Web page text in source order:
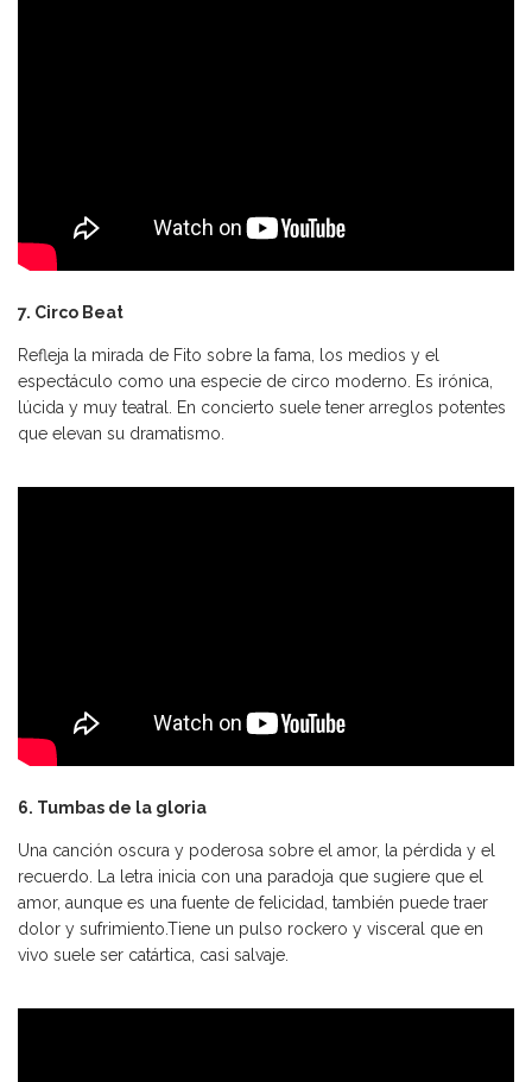
7. Circo Beat
Refleja la mirada de Fito sobre la fama, los medios y el
espectáculo como una especie de circo moderno. Es irónica,
lúcida y muy teatral. En concierto suele tener arreglos potentes
que elevan su dramatismo.
6. Tumbas de la gloria
Una canción oscura y poderosa sobre el amor, la pérdida y el
recuerdo. La letra inicia con una paradoja que sugiere que el
amor, aunque es una fuente de felicidad, también puede traer
dolor y sufrimiento.Tiene un pulso rockero y visceral que en
vivo suele ser catártica, casi salvaje.